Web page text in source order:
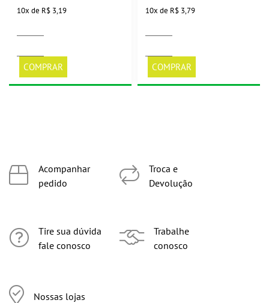
10x de R$ 3,19
COMPRAR
10x de R$ 3,79
COMPRAR
Acompanhar
pedido
Tire sua dúvida
fale conosco
Nossas lojas
Troca e
Devolução
Trabalhe
conosco